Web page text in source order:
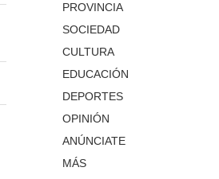
PROVINCIA
SOCIEDAD
CULTURA
EDUCACIÓN
DEPORTES
OPINIÓN
ANÚNCIATE
MÁS